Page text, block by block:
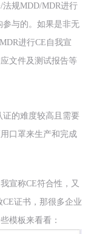
规MDD/MDR进行
参与的。如果是非无
进行CE自我宣
文件及测试报告等
证的难度较高且需要
口罩来生产和完成
宣称CE符合性，又
证书，那很多企业
模板来看看：